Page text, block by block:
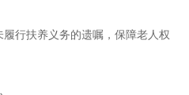
行扶养义务的遗嘱，保障老人权